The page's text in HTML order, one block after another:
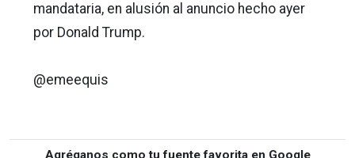
mandataria, en alusión al anuncio hecho ayer
por Donald Trump.
@emeequis
Agréganos como tu fuente favorita en Google